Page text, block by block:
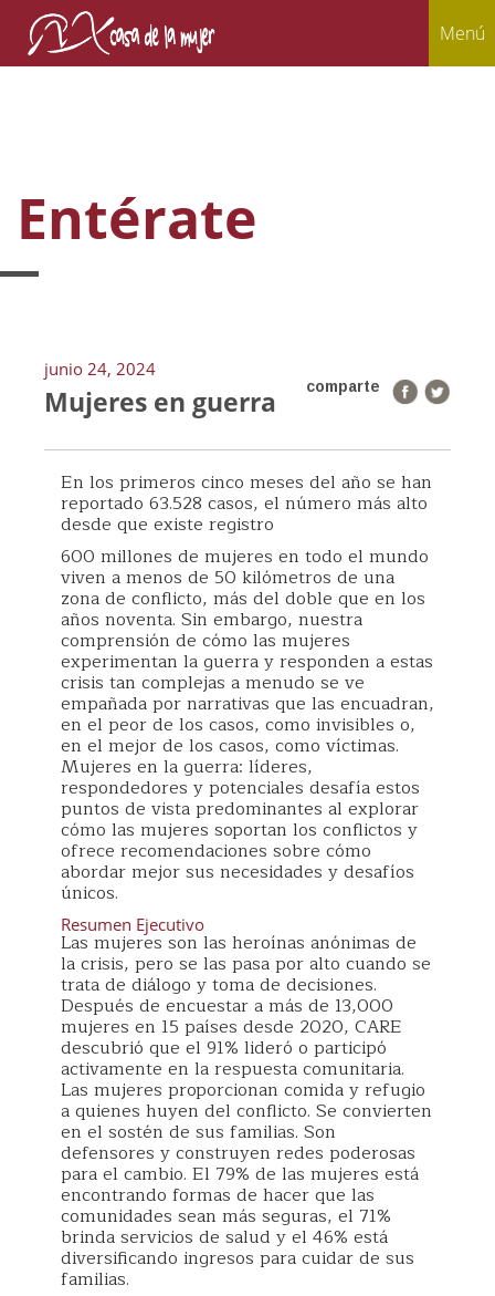
Menú
Entérate
junio 24, 2024
comparte
Mujeres en guerra
En los primeros cinco meses del año se han
reportado 63.528 casos, el número más alto
desde que existe registro
600 millones de mujeres en todo el mundo
viven a menos de 50 kilómetros de una
zona de conflicto, más del doble que en los
años noventa. Sin embargo, nuestra
comprensión de cómo las mujeres
experimentan la guerra y responden a estas
crisis tan complejas a menudo se ve
empañada por narrativas que las encuadran,
en el peor de los casos, como invisibles o,
en el mejor de los casos, como víctimas.
Mujeres en la guerra: líderes,
respondedores y potenciales desafía estos
puntos de vista predominantes al explorar
cómo las mujeres soportan los conflictos y
ofrece recomendaciones sobre cómo
abordar mejor sus necesidades y desafíos
únicos.
Resumen Ejecutivo
Las mujeres son las heroínas anónimas de
la crisis, pero se las pasa por alto cuando se
trata de diálogo y toma de decisiones.
Después de encuestar a más de 13,000
mujeres en 15 países desde 2020, CARE
descubrió que el 91% lideró o participó
activamente en la respuesta comunitaria.
Las mujeres proporcionan comida y refugio
a quienes huyen del conflicto. Se convierten
en el sostén de sus familias. Son
defensores y construyen redes poderosas
para el cambio. El 79% de las mujeres está
encontrando formas de hacer que las
comunidades sean más seguras, el 71%
brinda servicios de salud y el 46% está
diversificando ingresos para cuidar de sus
familias.